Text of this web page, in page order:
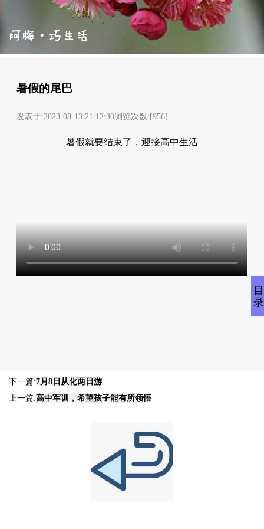
暑假的尾巴
发表于:2023-08-13 21:12:30浏览次数:[956]
暑假就要结束了，迎接高中生活
下一篇:7月8日从化两日游
上一篇:高中军训，希望孩子能有所领悟
目
录